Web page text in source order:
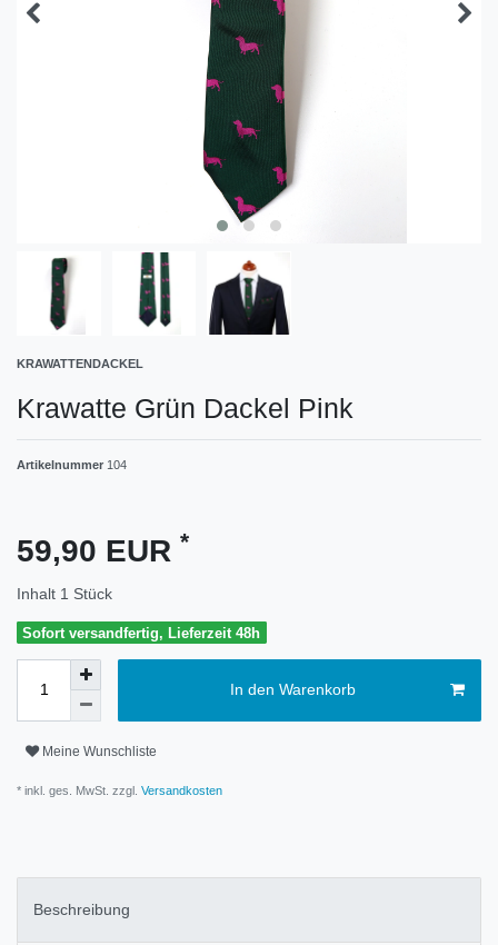
KRAWATTENDACKEL
Krawatte Grün Dackel Pink
Artikelnummer 104
59,90 EUR *
Inhalt 1 Stück
Sofort versandfertig, Lieferzeit 48h
In den Warenkorb
Meine Wunschliste
* inkl. ges. MwSt. zzgl. Versandkosten
Beschreibung